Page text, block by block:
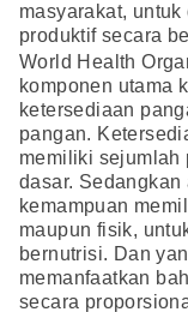
masyarakat,
produktif secara
World Health
komponen utama
ketersediaan
pangan.
memiliki sejumlah
dasar. Sedangkan
kemampuan
maupun fisik,
bernutrisi. Dan
memanfaatkan
secara